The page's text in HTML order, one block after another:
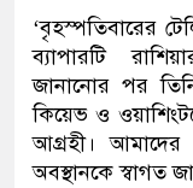
‘বৃহস্পতিবারের
ব্যাপারটি
জানানোর পর
কিয়েভ ও
আগ্রহী। আমাদের
অবস্থানকে স্বাগত